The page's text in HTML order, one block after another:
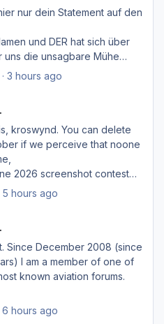
nur dein Statement auf den
und DER hat sich über
uns die unsagbare Mühe
lebendiger zu
es bezeichnest, ist sein
zur Verfügung gestellt hat.
Dinge, die in keinster
belegbar sind.
nun offline ist, kann dir nur
· 3 hours ago
kroswynd. You can delete
if we perceive that noone
2026 screenshot contest
two participants?). Probably
I am an opponent (or even an
topics too early. Grown men
one insult,
not that fast.
208B (AeroDiana)
1st 2026, a Cessna Grand
5 hours ago
Since December 2008 (since
I am a member of one of
known aviation forums.
a very short time ago,
year 2026, they were lookin
6 hours ago